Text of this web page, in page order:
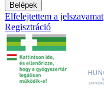
Belépek
Elfelejtettem a jelszavamat
Regisztráció